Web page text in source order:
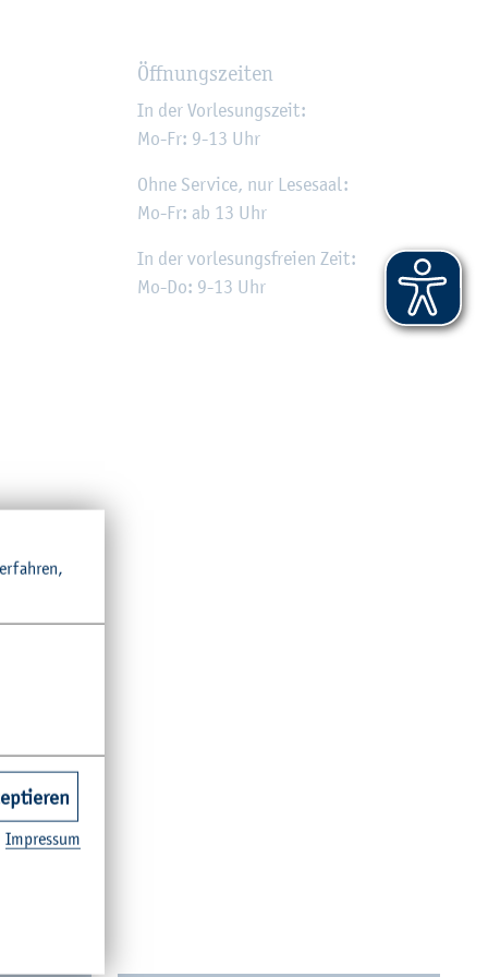
Öff­nungs­zei­ten
In der Vor­le­sungs­zeit:
Mo-Fr: 9-13 Uhr
Ohne Ser­vice, nur Le­se­saal:
Mo-Fr: ab 13 Uhr
In der vor­le­sungs­frei­en Zeit:
Mo-Do: 9-13 Uhr
Im­pres­sum